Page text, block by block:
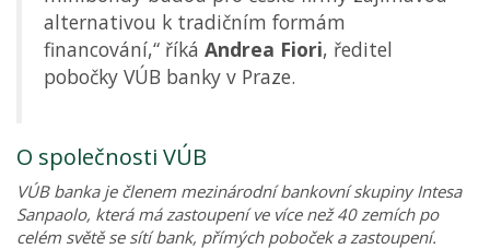
alternativou k tradičním formám
financování,“ říká Andrea Fiori, ředitel
pobočky VÚB banky v Praze.
O společnosti VÚB
VÚB banka je členem mezinárodní bankovní skupiny Intesa
Sanpaolo, která má zastoupení ve více než 40 zemích po
celém světě se sítí bank, přímých poboček a zastoupení.